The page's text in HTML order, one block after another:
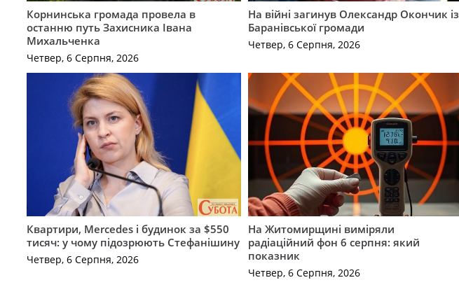
Корнинська громада провела в
останню путь Захисника Івана
Михальченка
Четвер, 6 Серпня, 2026
На війні загинув Олександр Окончик із
Баранівської громади
Четвер, 6 Серпня, 2026
Квартири, Mercedes і будинок за $550
тисяч: у чому підозрюють Стефанішину
Четвер, 6 Серпня, 2026
На Житомирщині виміряли
радіаційний фон 6 серпня: який
показник
Четвер, 6 Серпня, 2026